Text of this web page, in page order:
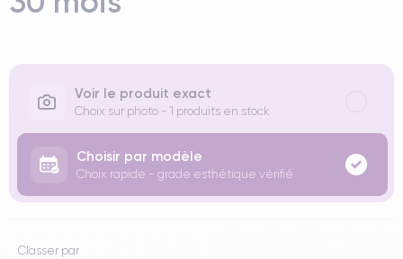
Voir le produit exact
Choix sur photo - 1 produits en stock
Choisir par modèle
Choix rapide - grade esthétique vérifié
Classer par